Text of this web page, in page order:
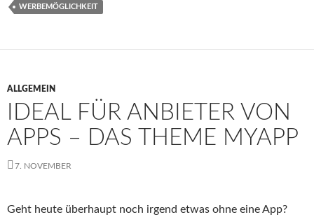
WERBEMÖGLICHKEIT
ALLGEMEIN
IDEAL FÜR ANBIETER VON
APPS – DAS THEME MYAPP
7. NOVEMBER
Geht heute überhaupt noch irgend etwas ohne eine App?